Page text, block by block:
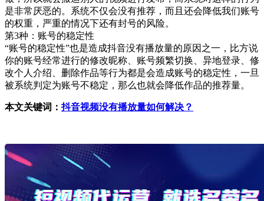
是非常厌恶的。系统不仅会没有推荐，而且还会降低我们账号
的权重，严重的情况下还有封号的风险。
第3种：账号的稳定性
“账号的稳定性”也是造成抖音没有播放量的原因之一，比方说
你的账号经常进行的修改昵称、账号频繁切换、异地登录、修
改个人介绍、删除作品等行为都是会造成账号的稳定性，一旦
被系统判定为账号不稳定，那么也就会降低作品的推荐量。
本文关键词：抖音视频没有播放量如何解决？